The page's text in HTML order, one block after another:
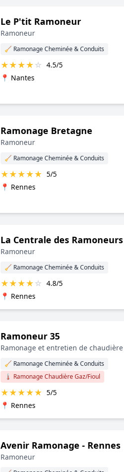
Le P'tit Ramoneur
Ramoneur
🧹 Ramonage Cheminée & Conduits
★★★★☆ 4.5/5
📍 Nantes
Ramonage Bretagne
Ramoneur
🧹 Ramonage Cheminée & Conduits
★★★★★ 5/5
📍 Rennes
La Centrale des
Ramoneur
🧹 Ramonage Cheminée & Conduits
★★★★☆ 4.8/5
📍 Rennes
Ramoneur 35
Ramonage et entretien de
🧹 Ramonage Cheminée & Conduits
🌡️ Ramonage Chaudière Gaz/Fioul
★★★★★ 5/5
📍 Rennes
Avenir Ramonage - Rennes
Ramoneur